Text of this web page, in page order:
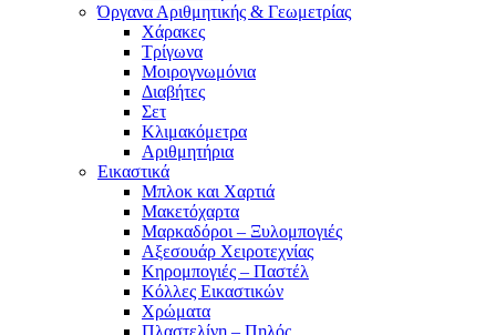
Όργανα Αριθμητικής & Γεωμετρίας
Χάρακες
Τρίγωνα
Mοιρογνωμόνια
Διαβήτες
Σετ
Κλιμακόμετρα
Αριθμητήρια
Εικαστικά
Μπλοκ και Χαρτιά
Μακετόχαρτα
Μαρκαδόροι – Ξυλομπογιές
Αξεσουάρ Χειροτεχνίας
Κηρομπογιές – Παστέλ
Κόλλες Εικαστικών
Χρώματα
Πλαστελίνη – Πηλός